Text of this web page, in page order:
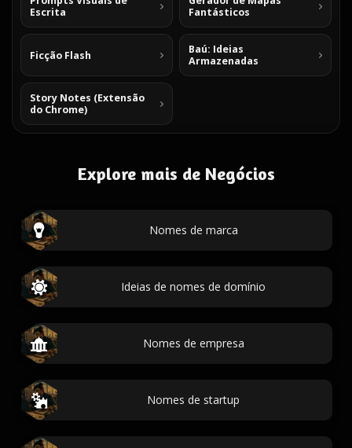
Escrita
Fantásticos
Ficção Flash
Baú: Ideias
Armazenadas
Story Notes (Extensão
do Chrome)
Explore mais de Negócios
Nomes de marca
Ideias de nomes de domínio
Nomes de empresa
Nomes de startup